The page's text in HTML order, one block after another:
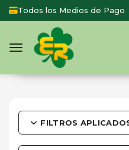
Todos los Medios de Pago
Toggle navigation
FILTROS